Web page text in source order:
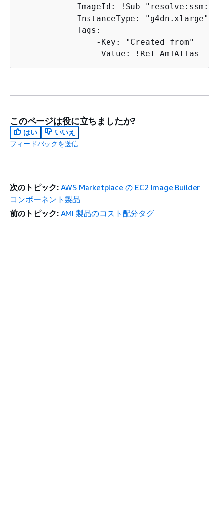
            ImageId: !Sub "resolve:ssm:$
            InstanceType: "g4dn.xlarge"
            Tags:
                -Key: "Created from"
                 Value: !Ref AmiAlias
このページは役に立ちましたか?
はい
いいえ
フィードバックを送信
次のトピック: AWS Marketplace の EC2 Image Builder
コンポーネント製品
前のトピック: AMI 製品のコスト配分タグ